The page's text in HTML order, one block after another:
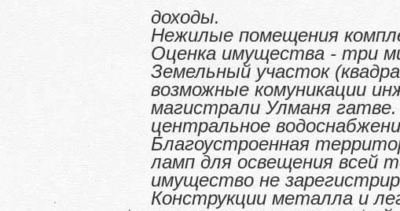
доходы.
Нежилые помещения
Оценка имущества - три
Земельный участок
возможные комуникации
магистрали Улманя
центральное
Благоустроенная
ламп для освещения всей
имущество не
Конструкции металла и